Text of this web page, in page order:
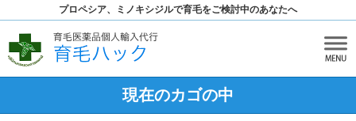
プロペシア、ミノキシジルで育毛をご検討中のあなたへ
現在のカゴの中